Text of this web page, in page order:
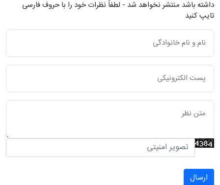
داشته باشد منتشر نخواهد شد - لطفاً نظرات خود را با حروف فارسی
تایپ کنید
ارسال